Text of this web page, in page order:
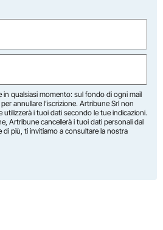
in qualsiasi momento: sul fondo di ogni mail
annullare l’iscrizione. Artribune Srl non
utilizzerà i tuoi dati secondo le tue indicazioni.
Artribune cancellerà i tuoi dati personali dal
di più, ti invitiamo a consultare la nostra